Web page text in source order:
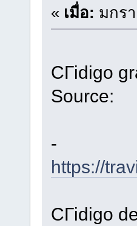
« เมื่อ: มกร
CГіdigo
Source:
-
https://
CГіdigo